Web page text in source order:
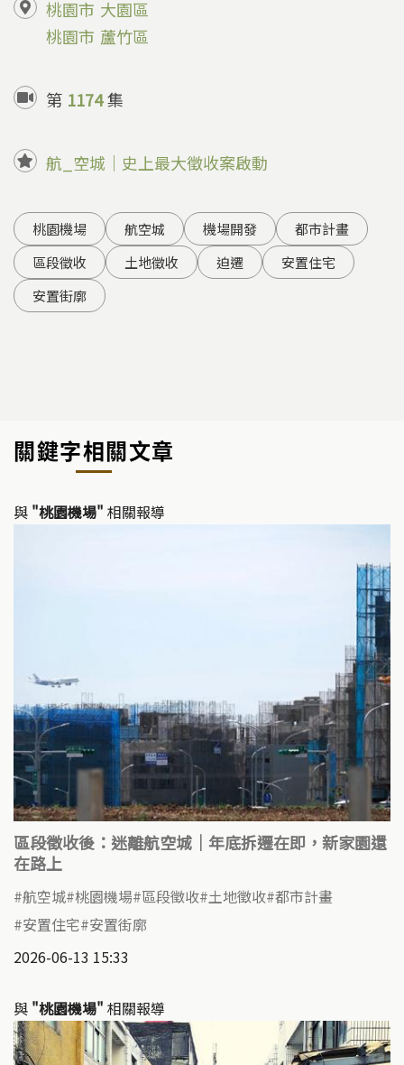
桃園市 大園區
桃園市 蘆竹區
第 1174集
航_空城｜史上最大徵收案啟動
桃園機場 航空城 機場開發
都市計畫
區段徵收
土地徵收 迫遷
安置住宅
安置街廓
關鍵字相關文章
與 "桃園機場" 相關報導
區段徵收後：迷離航空城｜年底拆遷在即，新家園還
在路上
航空城 桃園機場 區段徵收 土地徵收 都市計畫
安置住宅 安置街廓
2026-06-13 15:33
與 "桃園機場" 相關報導